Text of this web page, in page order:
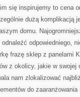
się inspirujemy to cena
dużą komplikacją
domu.
odpowiedniego,
frazę sklep z panelami
z okolicy, jakie w swojej
nam zlokalizować
do